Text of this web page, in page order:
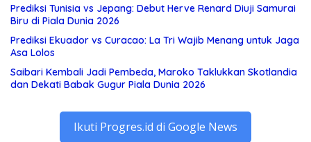
Prediksi Tunisia vs Jepang: Debut Herve Renard Diuji Samurai
Biru di Piala Dunia 2026
Prediksi Ekuador vs Curacao: La Tri Wajib Menang untuk Jaga
Asa Lolos
Saibari Kembali Jadi Pembeda, Maroko Taklukkan Skotlandia
dan Dekati Babak Gugur Piala Dunia 2026
Ikuti Progres.id di Google News